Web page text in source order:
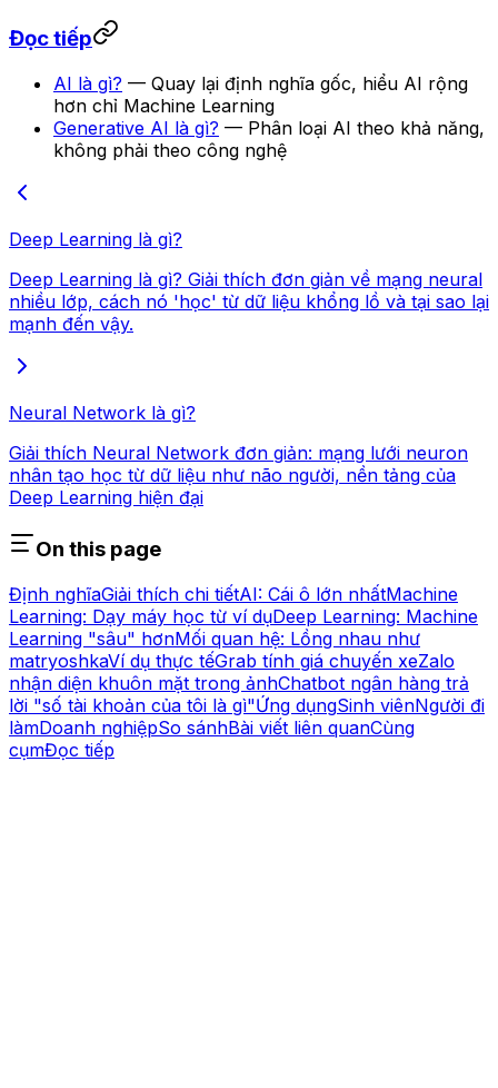
Đọc tiếp
AI là gì? — Quay lại định nghĩa gốc, hiểu AI rộng
hơn chỉ Machine Learning
Generative AI là gì? — Phân loại AI theo khả năng,
không phải theo công nghệ
Deep Learning là gì?
Deep Learning là gì? Giải thích đơn giản về mạng neural
nhiều lớp, cách nó 'học' từ dữ liệu khổng lồ và tại sao lại
mạnh đến vậy.
Neural Network là gì?
Giải thích Neural Network đơn giản: mạng lưới neuron
nhân tạo học từ dữ liệu như não người, nền tảng của
Deep Learning hiện đại
On this page
Định nghĩaGiải thích chi tiếtAI: Cái ô lớn nhấtMachine
Learning: Dạy máy học từ ví dụDeep Learning: Machine
Learning "sâu" hơnMối quan hệ: Lồng nhau như
matryoshkaVí dụ thực tếGrab tính giá chuyến xeZalo
nhận diện khuôn mặt trong ảnhChatbot ngân hàng trả
lời "số tài khoản của tôi là gì"Ứng dụngSinh viênNgười đi
làmDoanh nghiệpSo sánhBài viết liên quanCùng
cụmĐọc tiếp